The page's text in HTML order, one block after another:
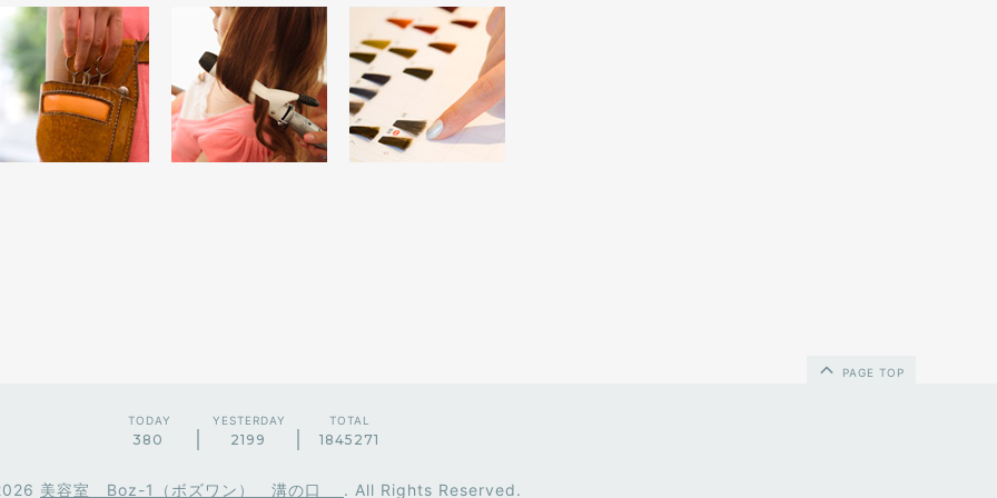
PAGE TOP
TODAY
380
YESTERDAY
2199
TOTAL
1845271
美容室 Boz-1（ボズワン） 溝の口 . All Rights Reserved.